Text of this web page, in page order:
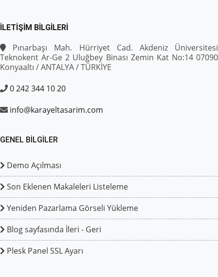
İLETIŞIM BILGILERI
Pınarbaşı Mah. Hürriyet Cad. Akdeniz Üniversitesi
Teknokent Ar-Ge 2 Uluğbey Binası Zemin Kat No:14 07090
Konyaaltı / ANTALYA / TÜRKİYE
0 242 344 10 20
info@karayeltasarim.com
GENEL BILGILER
Demo Açılması
Son Eklenen Makaleleri Listeleme
Yeniden Pazarlama Görseli Yükleme
Blog sayfasında İleri - Geri
Plesk Panel SSL Ayarı